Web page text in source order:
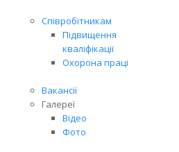
Співробітникам
Підвищення
кваліфікації
Охорона праці
Вакансії
Галереї
Відео
Фото